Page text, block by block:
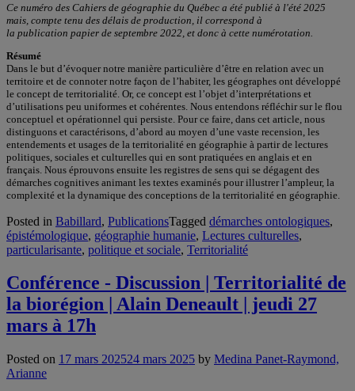
Ce numéro des Cahiers de géographie du Québec a été publié à l'été 2025
mais, compte tenu des délais de production, il correspond à
la publication papier de septembre 2022, et donc à cette numérotation.
Résumé
Dans le but d’évoquer notre manière particulière d’être en relation avec un
territoire et de connoter notre façon de l’habiter, les géographes ont développé
le concept de territorialité. Or, ce concept est l’objet d’interprétations et
d’utilisations peu uniformes et cohérentes. Nous entendons réfléchir sur le flou
conceptuel et opérationnel qui persiste. Pour ce faire, dans cet article, nous
distinguons et caractérisons, d’abord au moyen d’une vaste recension, les
entendements et usages de la territorialité en géographie à partir de lectures
politiques, sociales et culturelles qui en sont pratiquées en anglais et en
français. Nous éprouvons ensuite les registres de sens qui se dégagent des
démarches cognitives animant les textes examinés pour illustrer l’ampleur, la
complexité et la dynamique des conceptions de la territorialité en géographie.
Posted in Babillard, PublicationsTagged démarches ontologiques,
épistémologique, géographie humanie, Lectures culturelles,
particularisante, politique et sociale, Territorialité
Conférence - Discussion | Territorialité de
la biorégion | Alain Deneault | jeudi 27
mars à 17h
Posted on 17 mars 202524 mars 2025 by Medina Panet-Raymond,
Arianne